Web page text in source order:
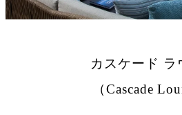
カスケード ラ
（Cascade